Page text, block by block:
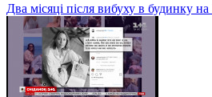
Два місяці після вибуху в будинку